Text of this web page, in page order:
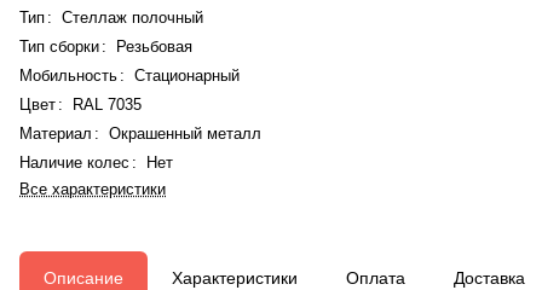
Тип : Стеллаж полочный
Тип сборки:
Резьбовая
Мобильность : Стационарный
Цвет :
RAL 7035
Материал : Окрашенный металл
Наличие колес :
Нет
Все характеристики
Описание Характеристики Оплата Доставка